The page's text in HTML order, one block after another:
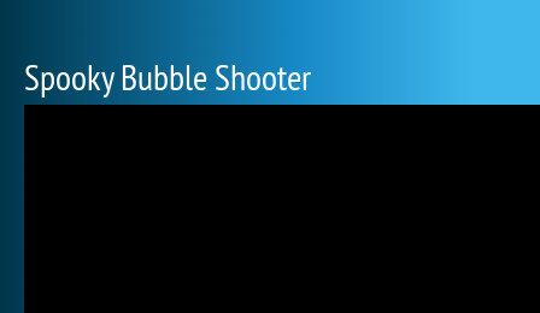
Spooky Bubble Shooter